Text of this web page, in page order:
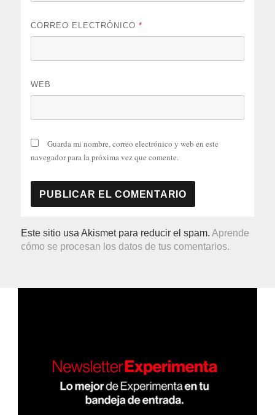
CORREO ELECTRÓNICO*
WEB
Guarda mi nombre, correo electrónico y web en este
navegador para la próxima vez que comente.
Este sitio usa Akismet para reducir el spam.Aprende
cómo se procesan los datos de tus comentarios.